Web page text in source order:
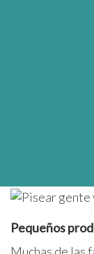
Pequeños
Muchas de las